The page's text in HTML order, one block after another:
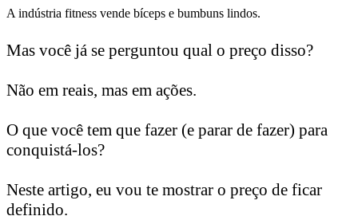
A indústria fitness vende bíceps e bumbuns lindos.
Mas você já se perguntou qual o preço disso?
Não em reais, mas em ações.
O que você tem que fazer (e parar de fazer) para
conquistá-los?
Neste artigo, eu vou te mostrar o preço de ficar
definido.